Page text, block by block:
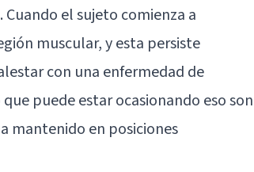
el sujeto comienza a
muscular, y esta persiste
con una enfermedad de
puede estar ocasionando eso son
mantenido en posiciones